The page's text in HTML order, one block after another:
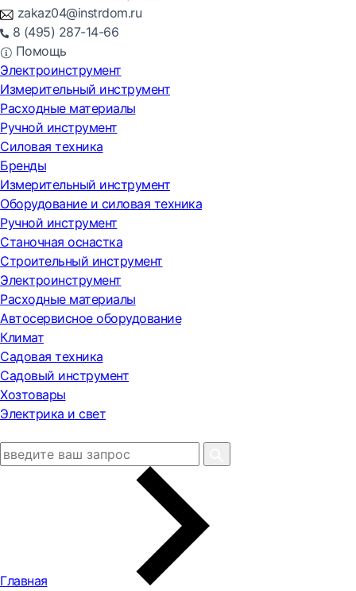
zakaz04@instrdom.ru
8 (495) 287-14-66
Помощь
Электроинструмент
Измерительный инструмент
Расходные материалы
Ручной инструмент
Силовая техника
Бренды
Измерительный инструмент
Оборудование и силовая техника
Ручной инструмент
Станочная оснастка
Строительный инструмент
Электроинструмент
Расходные материалы
Автосервисное оборудование
Климат
Садовая техника
Садовый инструмент
Хозтовары
Электрика и свет
Главная